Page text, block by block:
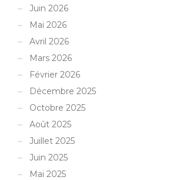
Juin 2026
Mai 2026
Avril 2026
Mars 2026
Février 2026
Décembre 2025
Octobre 2025
Août 2025
Juillet 2025
Juin 2025
Mai 2025